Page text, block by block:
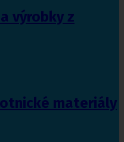
výrobky z
materiály